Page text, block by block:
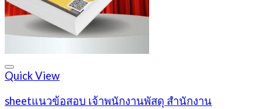
Quick View
sheetแนวข้อสอบ เจ้าพนักงานพัสดุ สำนักงาน